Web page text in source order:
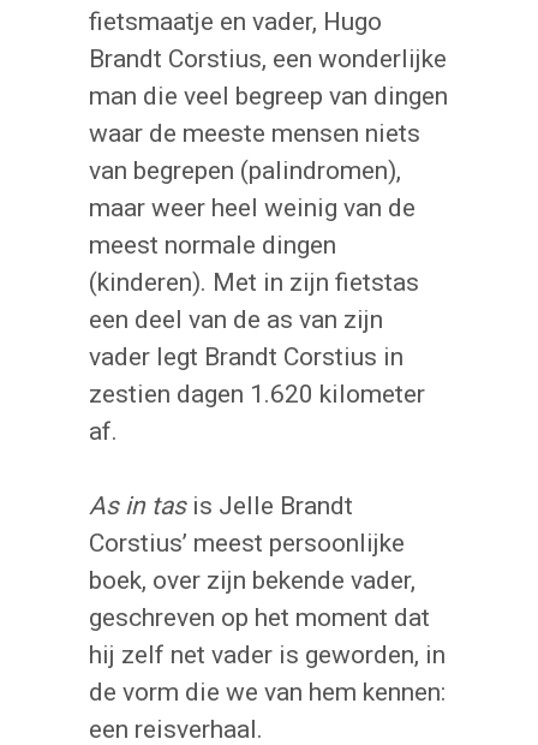
fietsmaatje en vader, Hugo
Brandt Corstius, een wonderlijke
man die veel begreep van dingen
waar de meeste mensen niets
van begrepen (palindromen),
maar weer heel weinig van de
meest normale dingen
(kinderen). Met in zijn fietstas
een deel van de as van zijn
vader legt Brandt Corstius in
zestien dagen 1.620 kilometer
af.
As in tasis Jelle Brandt
Corstius’ meest persoonlijke
boek, over zijn bekende vader,
geschreven op het moment dat
hij zelf net vader is geworden, in
de vorm die we van hem kennen:
een reisverhaal.